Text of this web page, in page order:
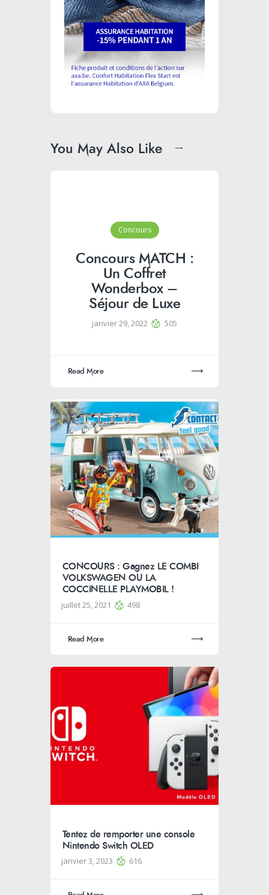
You May Also Like
Concours
Concours MATCH :
Un Coffret
Wonderbox –
Séjour de Luxe
janvier 29, 2022 505
Read More
CONCOURS : Gagnez LE COMBI
VOLKSWAGEN OU LA
COCCINELLE PLAYMOBIL !
juillet 25, 2021 498
Read More
Tentez de remporter une console
Nintendo Switch OLED
janvier 3, 2023 616